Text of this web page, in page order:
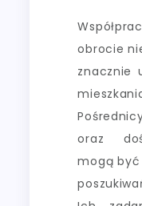
obrocie
znacznie
oraz
mogą